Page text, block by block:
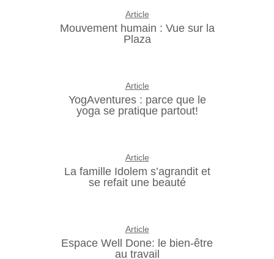
Article
Mouvement humain : Vue sur la
Plaza
Article
YogAventures : parce que le
yoga se pratique partout!
Article
La famille Idolem s’agrandit et
se refait une beauté
Article
Espace Well Done: le bien-être
au travail